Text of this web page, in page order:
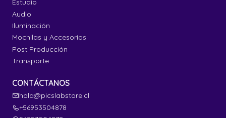
Estudio
Audio
Iluminación
Mochilas y Accesorios
Post Producción
Transporte
CONTÁCTANOS
hola@picslabstore.cl
+56953504878